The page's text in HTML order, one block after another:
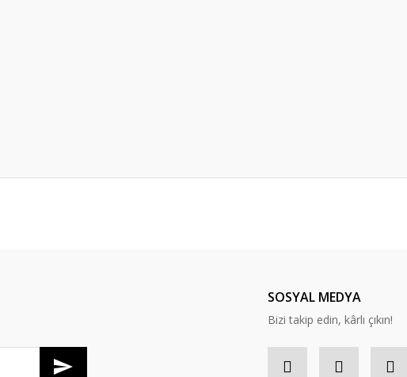
SOSYAL MEDYA
Bizi takip edin, kârlı çıkın!